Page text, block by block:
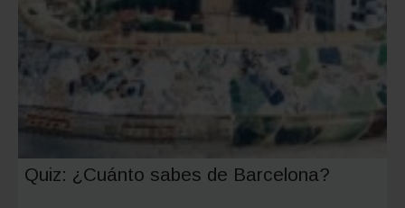
Quiz: ¿Cuánto sabes de Barcelona?